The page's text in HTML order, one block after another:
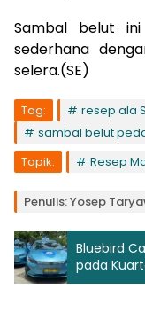
Sambal belut
sederhana
selera.(SE)
Tag: resep ala
sambal belut
Topik:
Resep
Penulis: Yosep
Bluebird
pada